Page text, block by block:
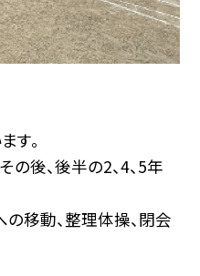
す。
の後、後半の2、4、5年
移動、整理体操、閉会